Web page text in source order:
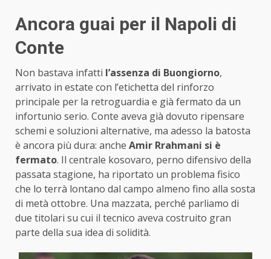
Ancora guai per il Napoli di
Conte
Non bastava infatti l’assenza di Buongiorno,
arrivato in estate con l’etichetta del rinforzo
principale per la retroguardia e già fermato da un
infortunio serio. Conte aveva già dovuto ripensare
schemi e soluzioni alternative, ma adesso la batosta
è ancora più dura: anche Amir Rrahmani si è
fermato. Il centrale kosovaro, perno difensivo della
passata stagione, ha riportato un problema fisico
che lo terrà lontano dal campo almeno fino alla sosta
di metà ottobre. Una mazzata, perché parliamo di
due titolari su cui il tecnico aveva costruito gran
parte della sua idea di solidità.